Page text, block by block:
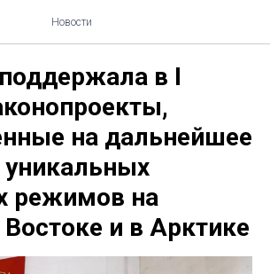
Новости
в I
на дальнейшее
уникальных
режимов на
и в Арктике